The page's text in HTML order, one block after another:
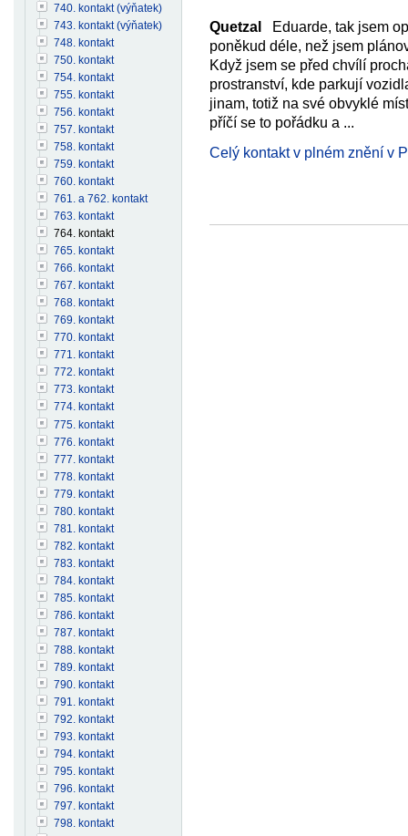
Quetzal
Eduarde, tak jsem
poněkud déle, než jsem
Když jsem se před chvílí
prostranství, kde parkují
jinam, totiž na své obvyklé
příčí se to pořádku a ...
Celý kontakt v plném znění v
740. kontakt (výňatek)
743. kontakt (výňatek)
748. kontakt
750. kontakt
754. kontakt
755. kontakt
756. kontakt
757. kontakt
758. kontakt
759. kontakt
760. kontakt
761. a 762. kontakt
763. kontakt
764. kontakt
765. kontakt
766. kontakt
767. kontakt
768. kontakt
769. kontakt
770. kontakt
771. kontakt
772. kontakt
773. kontakt
774. kontakt
775. kontakt
776. kontakt
777. kontakt
778. kontakt
779. kontakt
780. kontakt
781. kontakt
782. kontakt
783. kontakt
784. kontakt
785. kontakt
786. kontakt
787. kontakt
788. kontakt
789. kontakt
790. kontakt
791. kontakt
792. kontakt
793. kontakt
794. kontakt
795. kontakt
796. kontakt
797. kontakt
798. kontakt